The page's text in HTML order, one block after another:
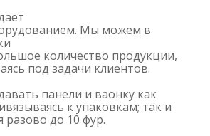
Мы можем в
количество продукции,
под задачи клиентов.
панели и ваонку как
к упаковкам; так и
разово до 10 фур.